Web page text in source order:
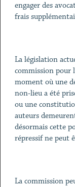
engager des
frais
La législation
commission pour
moment où une
non-lieu a été
ou une
auteurs
désormais cette
répressif ne peut
La commission